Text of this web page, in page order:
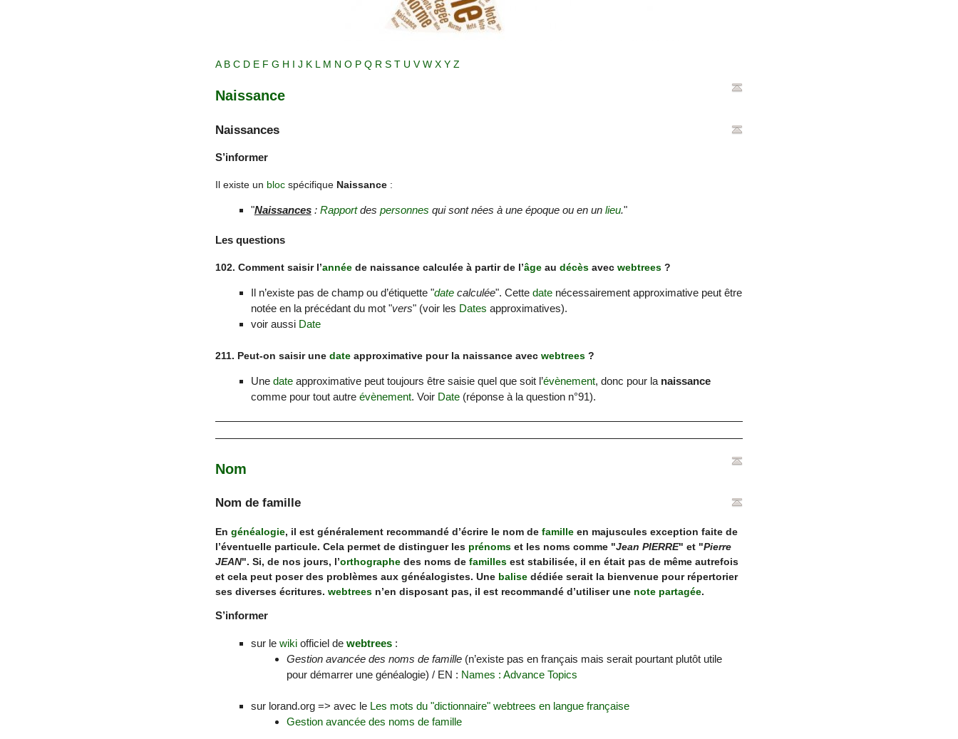
A B C D E F G H I J K L M N O P Q R S T U V W X Y Z
Naissance
Naissances
S’informer
Il existe un blocspécifique Naissance:
"Naissances: Rapportdes personnes qui sont nées à une époque ou en un lieu."
Les questions
102. Comment saisir l’annéede naissance calculée à partir de l’âgeau décèsavec webtrees?
Il n’existe pas de champ ou d’étiquette "datecalculée". Cette datenécessairement approximative peut être
notée en la précédant du mot "vers" (voir les Dates approximatives).
voir aussi Date
211. Peut-on saisir une dateapproximative pour la naissance avec webtrees?
Une dateapproximative peut toujours être saisie quel que soit l’évènement, donc pour la naissance
comme pour tout autre évènement. Voir Date(réponse à la question n°91).
Nom
Nom de famille
En généalogie, il est généralement recommandé d’écrire le nom de familleen majuscules exception faite de
l’éventuelle particule. Cela permet de distinguer les prénomset les noms comme "Jean PIERRE" et "Pierre
JEAN". Si, de nos jours, l’orthographedes noms de famillesest stabilisée, il en était pas de même autrefois
et cela peut poser des problèmes aux généalogistes. Une balisedédiée serait la bienvenue pour répertorier
ses diverses écritures. webtreesn’en disposant pas, il est recommandé d’utiliser une note partagée.
S’informer
sur le wikiofficiel de webtrees:
Gestion avancée des noms de famille(n’existe pas en français mais serait pourtant plutôt utile
pour démarrer une généalogie) / EN : Names : Advance Topics
sur lorand.org => avec le Les mots du "dictionnaire" webtrees en langue française
Gestion avancée des noms de famille